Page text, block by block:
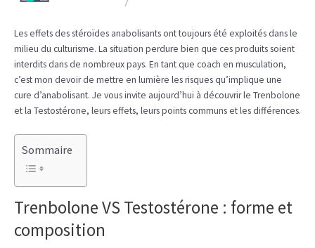
Les effets des stéroïdes anabolisants ont toujours été exploités dans le
milieu du culturisme. La situation perdure bien que ces produits soient
interdits dans de nombreux pays. En tant que coach en musculation,
c’est mon devoir de mettre en lumière les risques qu’implique une
cure d’anabolisant. Je vous invite aujourd’hui à découvrir le Trenbolone
et la Testostérone, leurs effets, leurs points communs et les différences.
Sommaire
Trenbolone VS Testostérone : forme et
composition